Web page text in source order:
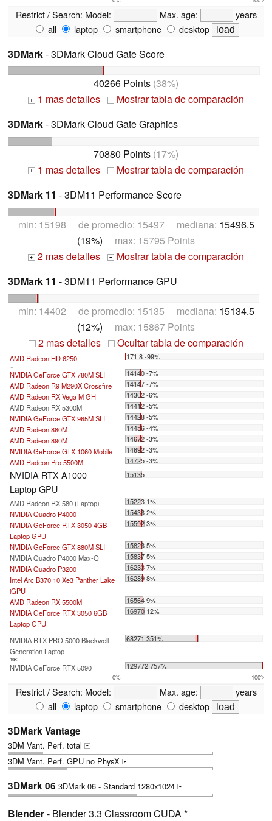
Restrict / Search: Model: Max. age:
years
all
laptop smartphone desktop
3DMark- 3DMark Cloud Gate Score
40266 Points (38%)
+ 1 mas detalles +
Mostrar tabla de comparación
3DMark- 3DMark Cloud Gate Graphics
70880 Points (17%)
+ 1 mas detalles +
Mostrar tabla de comparación
3DMark 11 - 3DM11 Performance Score
min: 15198 de promedio: 15497 mediana: 15496.5
(19%) max: 15795 Points
+ 2 mas detalles +
Mostrar tabla de comparación
3DMark 11 - 3DM11 Performance GPU
min: 14402 de promedio: 15135 mediana: 15134.5
(12%) max: 15867 Points
+ 2 mas detalles - Ocultar tabla de comparación
AMD Radeon HD 6250 171.8 -99%
...
NVIDIA GeForce GTX 780M SLI
14140 -7%
AMD Radeon R9 M290X Crossfire
14147 -7%
AMD Radeon RX Vega M GH
14302 -6%
AMD Radeon RX 5300M
14412 -5%
NVIDIA GeForce GTX 965M SLI
14428 -5%
AMD Radeon 880M
14456 -4%
AMD Radeon 890M
14672 -3%
NVIDIA GeForce GTX 1060 Mobile
14692 -3%
AMD Radeon Pro 5500M
14725 -3%
NVIDIA RTX A1000
Laptop GPU
15135
AMD Radeon RX 580 (Laptop)
15223 1%
NVIDIA Quadro P4000
15433 2%
NVIDIA GeForce RTX 3050 4GB
Laptop GPU
15592 3%
NVIDIA GeForce GTX 880M SLI
15823 5%
NVIDIA Quadro P4000 Max-Q
15837 5%
NVIDIA Quadro P3200
16233 7%
Intel Arc B370 10 Xe3 Panther Lake
iGPU
16289 8%
AMD Radeon RX 5500M
16564 9%
NVIDIA GeForce RTX 3050 6GB
Laptop GPU
16970 12%
...
NVIDIA RTX PRO 5000 Blackwell
Generation Laptop
68271 351%
max:
NVIDIA GeForce RTX 5090 129772 757%
0% 100%
Restrict / Search: Model: Max. age:
years
all
laptop smartphone desktop
3DMark Vantage
3DM Vant. Perf. total +
3DM Vant. Perf. GPU no PhysX +
3DMark 06 3DMark 06 - Standard 1280x1024 +
Blender- Blender 3.3 Classroom CUDA *